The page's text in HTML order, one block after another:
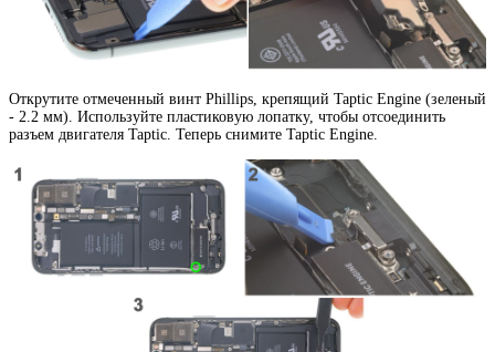
Открутите отмеченный винт Phillips, крепящий Taptic Engine (зеленый
- 2.2 мм). Используйте пластиковую лопатку, чтобы отсоединить
разъем двигателя Taptic. Теперь снимите Taptic Engine.